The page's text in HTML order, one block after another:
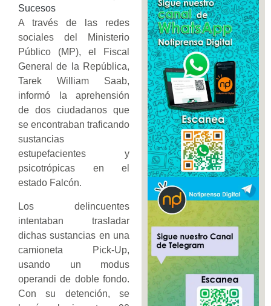
Sucesos
A través de las redes
sociales del Ministerio
Público (MP), el Fiscal
General de la República,
Tarek William Saab,
informó la aprehensión
de dos ciudadanos que
se encontraban traficando
sustancias
estupefacientes y
psicotrópicas en el
estado Falcón.
Los delincuentes
intentaban trasladar
dichas sustancias en una
camioneta Pick-Up,
usando un modus
operandi de doble fondo.
Con su detención, se